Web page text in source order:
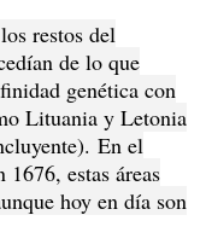
restos del
de lo que
genética con
Lituania y Letonia
En el
estas áreas
hoy en día son